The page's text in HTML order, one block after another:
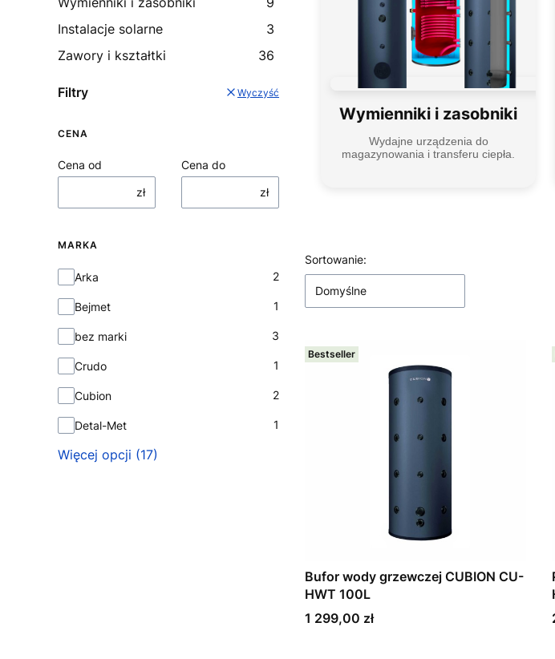
Instalacje solarne
3
Zawory i kształtki
36
Filtry Wyczyść
CENA
Cena od
zł
Cena do
zł
MARKA
Marka
Arka 2
Bejmet 1
bez marki 3
Crudo 1
Cubion 2
Detal-Met 1
Więcej opcji (17)
Wymienniki i zasobniki
Wydajne urządzenia do
magazynowania i transferu ciepła.
Lista produktów
Sortowanie:
Domyślne
Bestseller
Bufor wody grzewczej CUBION CU-
HWT 100L
Cena
1 299,00 zł